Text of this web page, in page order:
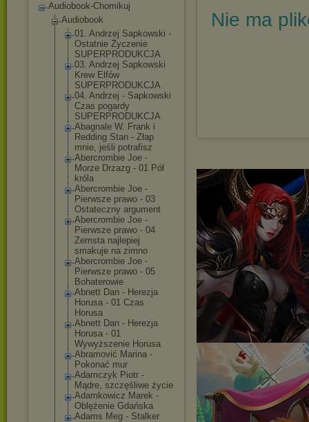
Audiobook-Chomikuj
Audiobook
01. Andrzej Sapkowski -
Ostatnie Życzenie
SUPERPRODUKCJA
03. Andrzej Sapkowski
Krew Elfów
SUPERPRODUKCJA
04. Andrzej - Sapkowski
Czas pogardy
SUPERPRODUKCJA
Abagnale W. Frank i
Redding Stan - Złap
mnie, jeśli potrafisz
Abercrombie Joe -
Morze Drzazg - 01 Pół
króla
Abercrombie Joe -
Pierwsze prawo - 03
Ostateczny argument
Abercrombie Joe -
Pierwsze prawo - 04
Zemsta najlepiej
smakuje na zimno
Abercrombie Joe -
Pierwsze prawo - 05
Bohaterowie
Abnett Dan - Herezja
Horusa - 01 Czas
Horusa
Abnett Dan - Herezja
Horusa - 01
Wywyższenie Horusa
Abramović Marina -
Pokonać mur
Adamczyk Piotr -
Mądre, szczęśliwe życie
Adamkowicz Marek -
Oblężenie Gdańska
Adams Meg - Stalker
Nie ma